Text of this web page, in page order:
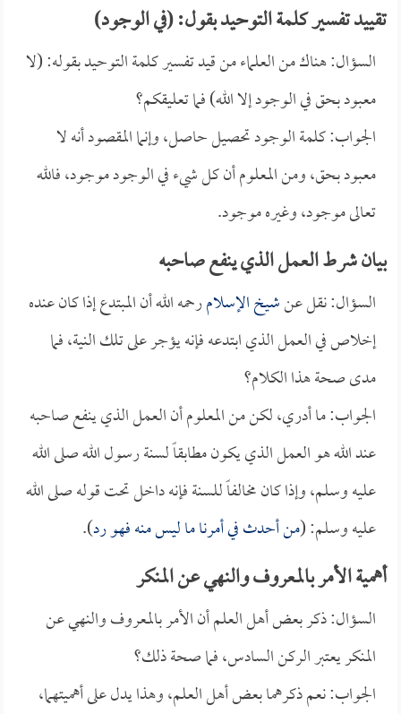
تقييد تفسير كلمة التوحيد بقول: (في الوجود)
السؤال: هناك من العلماء من قيد تفسير كلمة التوحيد بقوله: (لا
معبود بحق في الوجود إلا الله) فما تعليقكم؟
الجواب: كلمة الوجود تحصيل حاصل، وإنما المقصود أنه لا
معبود بحق، ومن المعلوم أن كل شيء في الوجود موجود، فالله
تعالى موجود، وغيره موجود.
بيان شرط العمل الذي ينفع صاحبه
السؤال: نقل عنشيخ الإسلامرحمه الله أن المبتدع إذا كان عنده
إخلاص في العمل الذي ابتدعه فإنه يؤجر على تلك النية، فما
مدى صحة هذا الكلام؟
الجواب: ما أدري، لكن من المعلوم أن العمل الذي ينفع صاحبه
عند الله هو العمل الذي يكون مطابقاً لسنة رسول الله صلى الله
عليه وسلم، وإذا كان مخالفاً للسنة فإنه داخل تحت قوله صلى الله
عليه وسلم: (من أحدث في أمرنا ما ليس منه فهو رد).
أهمية الأمر بالمعروف والنهي عن المنكر
السؤال: ذكر بعض أهل العلم أن الأمر بالمعروف والنهي عن
المنكر يعتبر الركن السادس، فما صحة ذلك؟
الجواب: نعم ذكرهما بعض أهل العلم، وهذا يدل على أهميتهما،